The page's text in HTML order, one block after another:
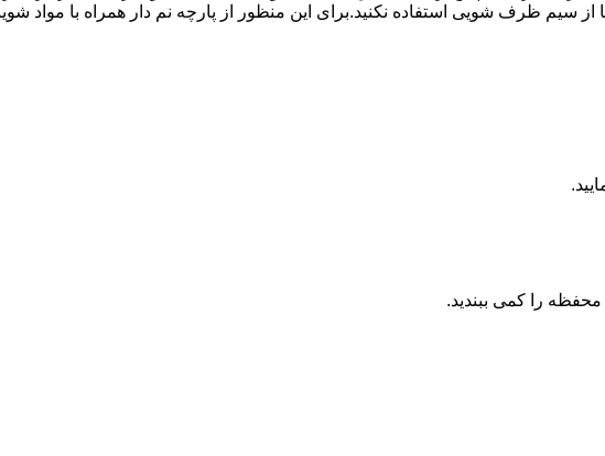
ظرف شویی استفاده نکنید.برای این منظور از پارچه نم دار همراه با مواد
را کمی ببندید.